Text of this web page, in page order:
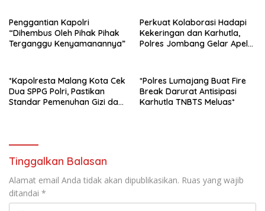
Penggantian Kapolri
“Dihembus Oleh Pihak Pihak
Terganggu Kenyamanannya”
Perkuat Kolaborasi Hadapi
Kekeringan dan Karhutla,
Polres Jombang Gelar Apel
*Kapolresta Malang Kota Cek
Dua SPPG Polri, Pastikan
Standar Pemenuhan Gizi dan
*Polres Lumajang Buat Fire
Break Darurat Antisipasi
Karhutla TNBTS Meluas*
Tinggalkan Balasan
Alamat email Anda tidak akan dipublikasikan. Ruas yang wajib
ditandai *